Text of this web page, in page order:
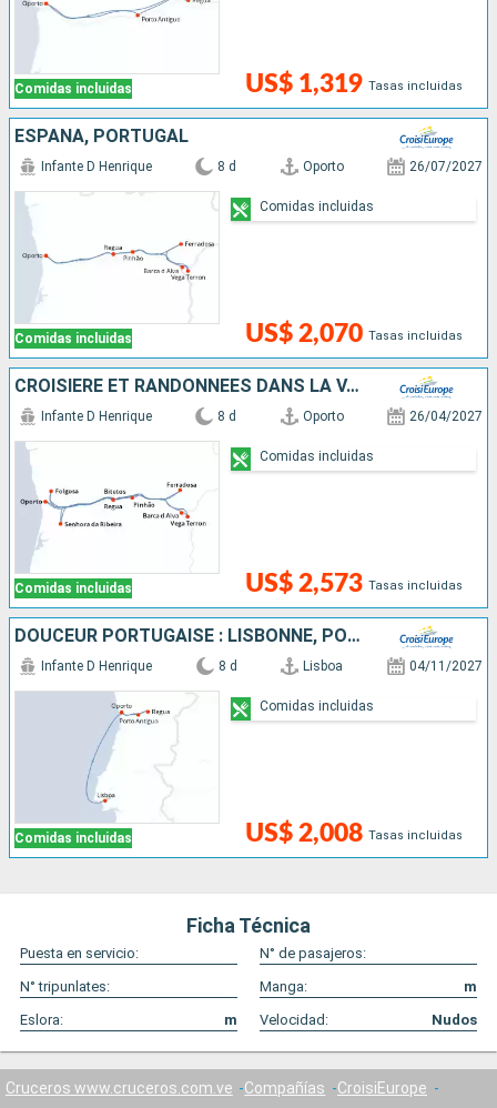
Comidas incluidas US$ 1,319 Tasas incluidas
ESPAÑA, PORTUGAL
Comidas incluidas
Infante D Henrique 8 d Oporto 26/07/2027
US$ 2,070 Tasas incluidas
Comidas incluidas
CROISIÈRE ET RANDONNÉES DANS LA VALLÉE DU DOURO, UNE NATURE PRÉSERVÉE
Comidas incluidas
Infante D Henrique 8 d Oporto 26/04/2027
US$ 2,573 Tasas incluidas
Comidas incluidas
DOUCEUR PORTUGAISE : LISBONNE, PORTO & LA VALLÉE DU DOURO
Comidas incluidas
Infante D Henrique 8 d Lisboa 04/11/2027
US$ 2,008 Tasas incluidas
Comidas incluidas
Ficha Técnica
Puesta en servicio:
N° de pasajeros:
N° tripunlates:
Manga:
m
Eslora:
m Velocidad: Nudos
Cruceros www.cruceros.com.ve Compañías
CroisiEurope